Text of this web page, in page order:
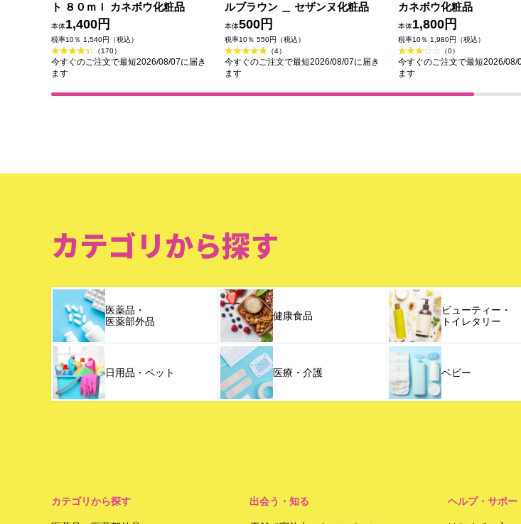
ト ８０ｍｌ カネボウ化粧品
本体1,400円
税率10％ 1,540円（税込）
（170）
今すぐのご注文で最短2026/08/07に届き
ます
ルブラウン ＿ セザンヌ化粧品
本体500円
税率10％ 550円（税込）
（4）
今すぐのご注文で最短2026/08/07に届き
ます
カネボウ化粧品
本体1,800円
税率10％ 1,980円（税込）
（0）
今すぐのご注文で最短2026/08/
ます
カテゴリから探す
医薬品・
医薬部外品
健康食品
ビューティー・
トイレタリー
日用品・ペット 医療・介護 ベビー
カテゴリから探す 出会う・知る ヘルプ・サポー